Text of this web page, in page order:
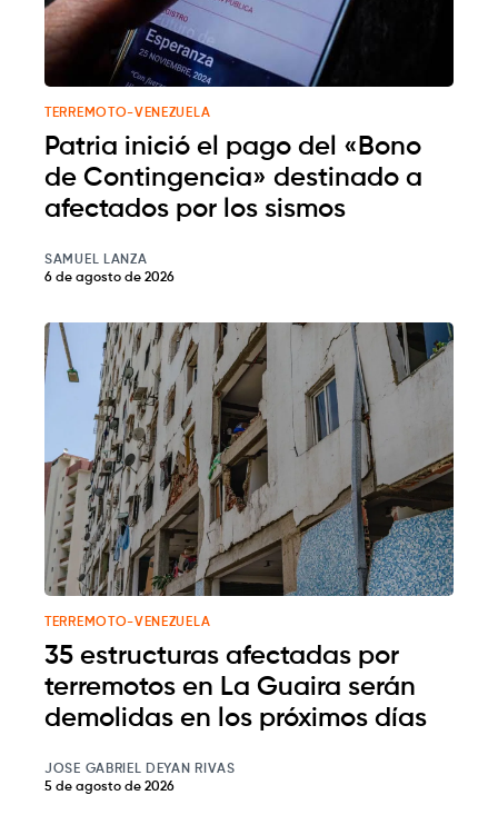
TERREMOTO-VENEZUELA
Patria inició el pago del «Bono
de Contingencia» destinado a
afectados por los sismos
SAMUEL LANZA
6 de agosto de 2026
TERREMOTO-VENEZUELA
35 estructuras afectadas por
terremotos en La Guaira serán
demolidas en los próximos días
JOSE GABRIEL DEYAN RIVAS
5 de agosto de 2026